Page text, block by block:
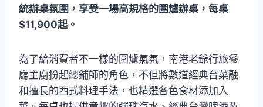
統辦桌氛圍，享受一場高規格的圍爐辦桌，每桌
$11,900起。
為了給消費者不一樣的圍爐氣氛，南港老爺行旅餐
廳主廚扮起總鋪師的角色，不但將數道經典台菜融
和擅長的西式料理手法，也精選各色食材添加入